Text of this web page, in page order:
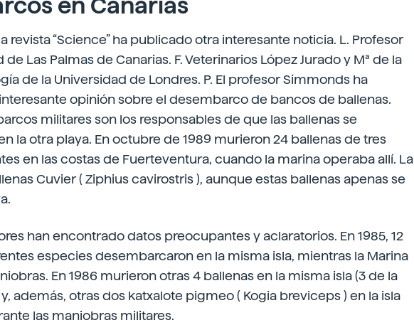
en Canarias
revista “Science” ha publicado otra interesante noticia. L. Profesor
Las Palmas de Canarias. F. Veterinarios López Jurado y Mª de la
de la Universidad de Londres. P. El profesor Simmonds ha
opinión sobre el desembarco de bancos de ballenas.
militares son los responsables de que las ballenas se
la otra playa. En octubre de 1989 murieron 24 ballenas de tres
en las costas de Fuerteventura, cuando la marina operaba allí. La
Cuvier ( Ziphius cavirostris ), aunque estas ballenas apenas se
han encontrado datos preocupantes y aclaratorios. En 1985, 12
especies desembarcaron en la misma isla, mientras la Marina
En 1986 murieron otras 4 ballenas en la misma isla (3 de la
además, otras dos katxalote pigmeo ( Kogia breviceps ) en la isla
las maniobras militares.